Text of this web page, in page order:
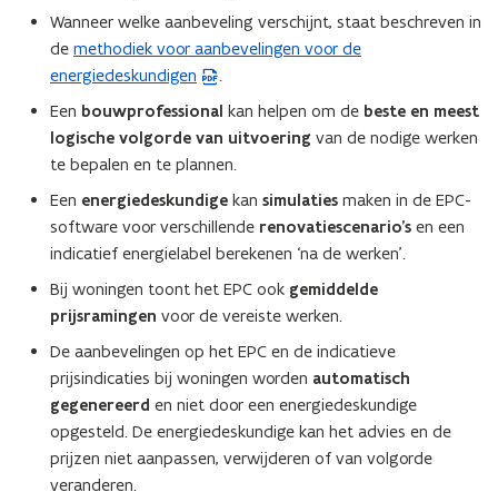
e
u
w
v
e
n
t
e
r
)
Wanneer welke aanbeveling verschijnt, staat beschreven in
de methodiek voor aanbevelingen voor de
energiedeskundigen
(
P
D
F
b
s
t
a
n
d
o
p
e
n
t
i
.
Een bouwprofessional kan helpen om de beste en meest
logische volgorde van uitvoering van de nodige werken
te bepalen en te plannen.
Een energiedeskundige kan simulaties maken in de EPC-
software voor verschillende renovatiescenario’s en een
indicatief energielabel berekenen ‘na de werken’.
Bij woningen toont het EPC ook gemiddelde
prijsramingen voor de vereiste werken.
De aanbevelingen op het EPC en de indicatieve
prijsindicaties bij woningen worden automatisch
gegenereerd en niet door een energiedeskundige
opgesteld. De energiedeskundige kan het advies en de
prijzen niet aanpassen, verwijderen of van volgorde
veranderen.